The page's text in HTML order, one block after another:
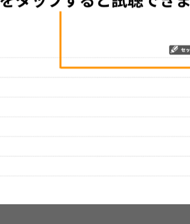
、あらかじめご了承ください。
保存する